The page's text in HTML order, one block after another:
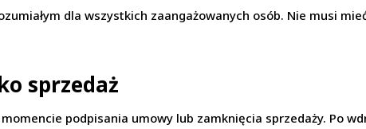
dla wszystkich zaangażowanych osób. Nie musi
sprzedaż
podpisania umowy lub zamknięcia sprzedaży. Po